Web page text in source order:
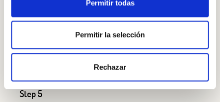
Permitir todas
Permitir la selección
Rechazar
mrkvu a papriky. Ku koncu pridajte cuketu a miešajte
ešte niekoľko minút.
Step 5